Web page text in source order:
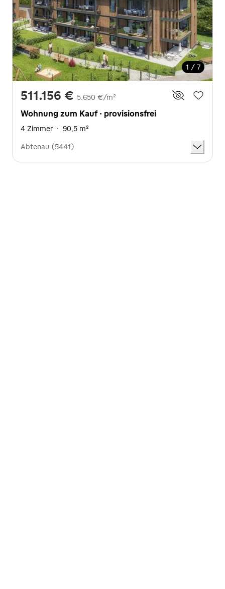
1 / 7
511.156 € 5.650 €/m²
Wohnung zum Kauf · provisionsfrei
4 Zimmer · 90,5 m²
Abtenau (5441)